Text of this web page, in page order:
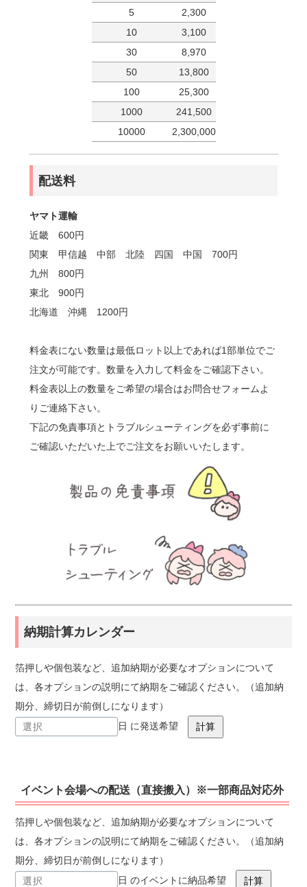
5
2,300
10
3,100
30
8,970
50
13,800
100
25,300
1000
241,500
10000
2,300,000
配送料
ヤマト運輸
近畿 600円
関東 甲信越 中部 北陸 四国 中国 700円
九州 800円
東北 900円
北海道 沖縄 1200円
料金表にない数量は最低ロット以上であれば1部単位でご
注文が可能です。数量を入力して料金をご確認下さい。
料金表以上の数量をご希望の場合はお問合せフォームよ
りご連絡下さい。
下記の免責事項とトラブルシューティングを必ず事前に
ご確認いただいた上でご注文をお願いいたします。
納期計算カレンダー
箔押しや個包装など、追加納期が必要なオプションについて
は、各オプションの説明にて納期をご確認ください。（追加納
期分、締切日が前倒しになります）
日 に発送希望
イベント会場への配送（直接搬入）※一部商品対応外
箔押しや個包装など、追加納期が必要なオプションについて
は、各オプションの説明にて納期をご確認ください。（追加納
期分、締切日が前倒しになります）
日 のイベントに納品希望